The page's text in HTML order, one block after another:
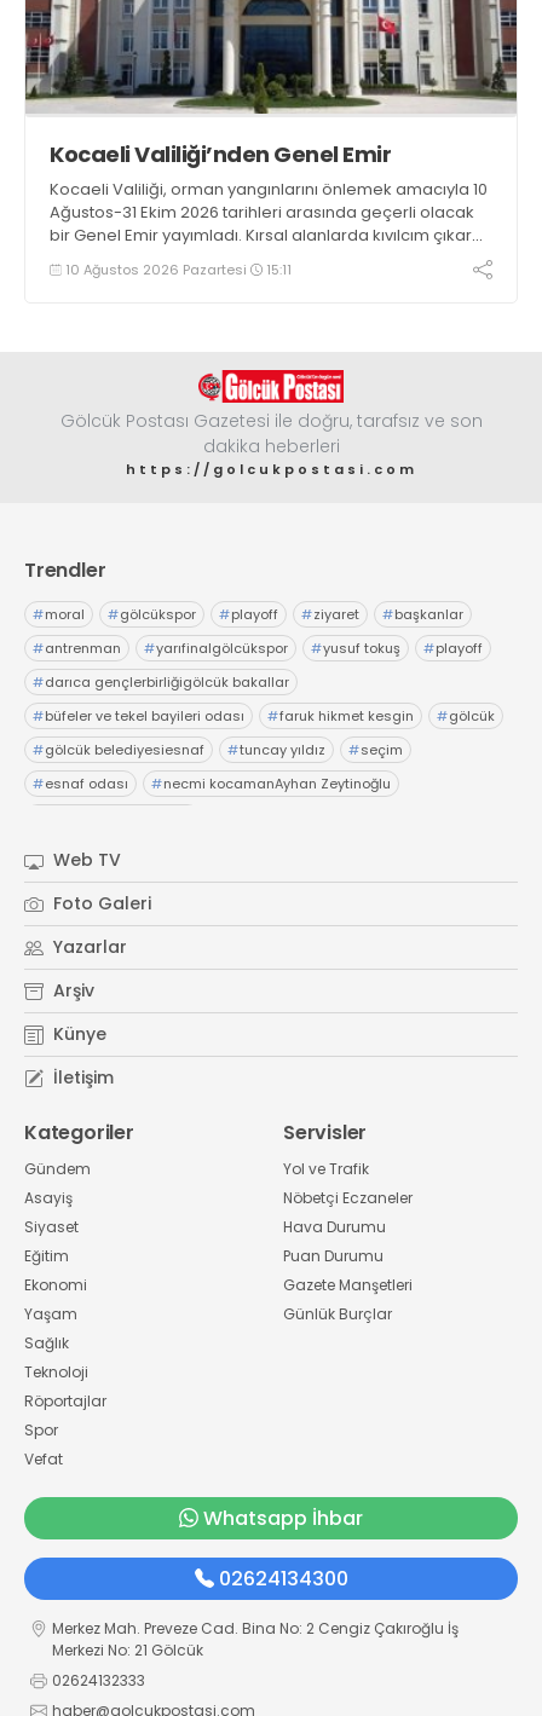
Kocaeli Valiliği’nden Genel Emir
Kocaeli Valiliği, orman yangınlarını önlemek amacıyla 10
Ağustos-31 Ekim 2026 tarihleri arasında geçerli olacak
bir Genel Emir yayımladı. Kırsal alanlarda kıvılcım çıkaran
makine kullanacak kişilerin önceden kolluk kuvvetlerine
bildirim yapması ve yanlarında 6 kilogramlık yangın tüpü
10 Ağustos 2026 Pazartesi 15:11
Gölcük Postası Gazetesi ile doğru, tarafsız ve son
dakika heberleri
https://golcukpostasi.com
Trendler
#moral #gölcükspor #playoff #ziyaret #başkanlar
#antrenman #yarıfinalgölcükspor #yusuf tokuş #playoff
#darıca gençlerbirliğigölcük bakallar
#büfeler ve tekel bayileri odası #faruk hikmet kesgin #gölcük
#gölcük belediyesiesnaf #tuncay yıldız #seçim
#esnaf odası #necmi kocamanAyhan Zeytinoğlu
Web TV
Foto Galeri
Yazarlar
Arşiv
Künye
İletişim
Kategoriler
Gündem
Asayiş
Siyaset
Eğitim
Ekonomi
Yaşam
Sağlık
Teknoloji
Röportajlar
Spor
Vefat
Servisler
Yol ve Trafik
Nöbetçi Eczaneler
Hava Durumu
Puan Durumu
Gazete Manşetleri
Günlük Burçlar
Whatsapp İhbar
02624134300
Merkez Mah. Preveze Cad. Bina No: 2 Cengiz Çakıroğlu İş
Merkezi No: 21 Gölcük
02624132333
haber@golcukpostasi.com